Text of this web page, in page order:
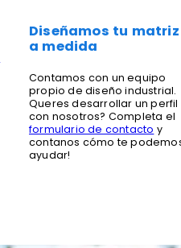
Diseñamos tu matriz
a medida
Contamos con un equipo
propio de diseño industrial.
Queres desarrollar un perfil
con nosotros? Completa el
formulario de contacto y
contanos cómo te
ayudar!